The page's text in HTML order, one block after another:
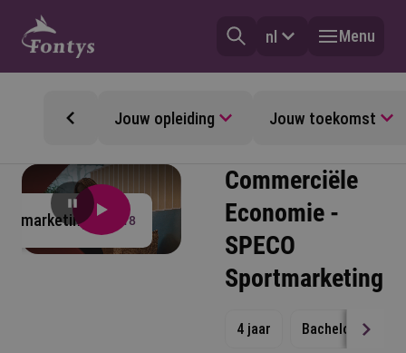
nl Menu
Jouw opleiding Jouw toekomst
1:18
Commerciële
Economie -
SPECO
Sportmarketing
4 jaar Bachelor